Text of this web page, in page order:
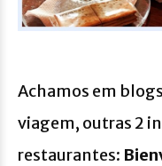
Achamos em
viagem, outras 2
restaurantes: